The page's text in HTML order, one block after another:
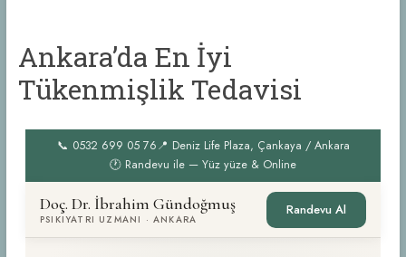
Ankara’da En İyi
Tükenmişlik Tedavisi